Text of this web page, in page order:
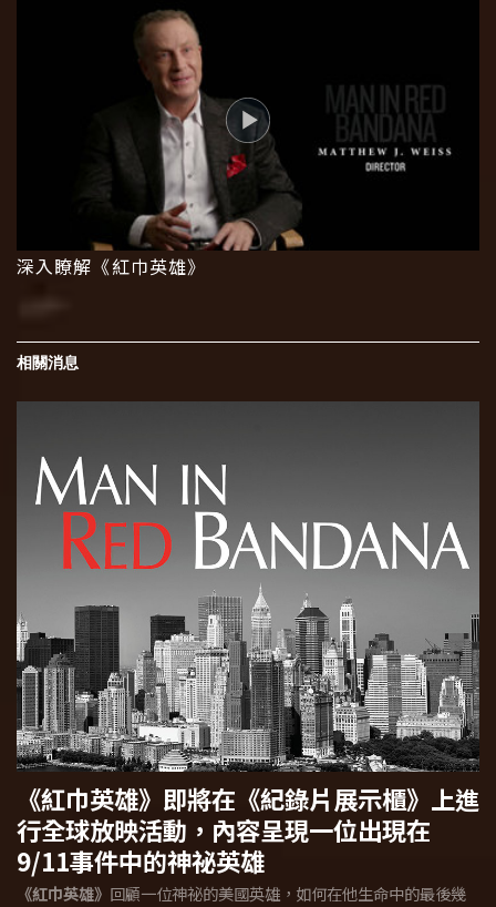
深入瞭解《紅巾英雄》
相關消息
《紅巾英雄》即將在《紀錄片展示櫃》上進
行全球放映活動，內容呈現一位出現在
9/11事件中的神祕英雄
《紅巾英雄》 回顧一位神祕的美國英雄，如何在他生命中的最後幾